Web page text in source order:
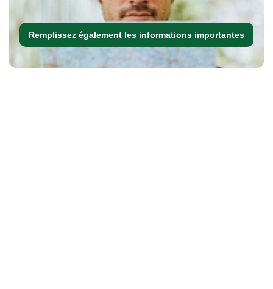
Remplissez également les informations importantes